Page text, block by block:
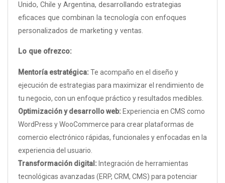
Unido, Chile y Argentina, desarrollando estrategias
eficaces que combinan la tecnología con enfoques
personalizados de marketing y ventas.
Lo que ofrezco:
Mentoría estratégica: Te acompaño en el diseño y
ejecución de estrategias para maximizar el rendimiento de
tu negocio, con un enfoque práctico y resultados medibles.
Optimización y desarrollo web: Experiencia en CMS como
WordPress y WooCommerce para crear plataformas de
comercio electrónico rápidas, funcionales y enfocadas en la
experiencia del usuario.
Transformación digital: Integración de herramientas
tecnológicas avanzadas (ERP, CRM, CMS) para potenciar